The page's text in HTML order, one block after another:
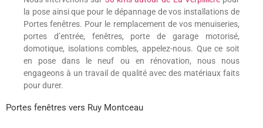
la pose ainsi que pour le dépannage de vos installations de
Portes fenêtres. Pour le remplacement de vos menuiseries,
portes d’entrée, fenêtres, porte de garage motorisé,
domotique, isolations combles, appelez-nous. Que ce soit
en pose dans le neuf ou en rénovation, nous nous
engageons à un travail de qualité avec des matériaux faits
pour durer.
Portes fenêtres vers Ruy Montceau